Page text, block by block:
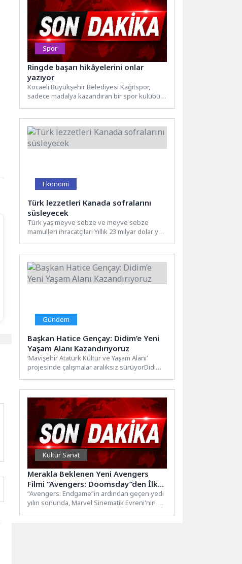
Spor
Ringde başarı hikâyelerini onlar
yazıyor
Kocaeli Büyükşehir Belediyesi Kağıtspor,
sadece madalya kazandıran bir spor kulübü
Ekonomi
Türk lezzetleri Kanada sofralarını
süsleyecek
Türk yaş meyve sebze ve meyve sebze
mamulleri ihracatçıları Yıllık 23 milyar dolar yaş
Gündem
Başkan Hatice Gençay: Didim’e Yeni
Yaşam Alanı Kazandırıyoruz
‘Mavişehir Atatürk Kültür ve Yaşam Alanı’
projesinde çalışmalar aralıksız sürüyorDidim
Kültür Sanat
Merakla Beklenen Yeni Avengers
Filmi “Avengers: Doomsday”den İlk
Fragman Yayımlandı
“Avengers: Endgame”in ardından geçen yedi
yılın sonunda, Marvel Sinematik Evreni'nin en